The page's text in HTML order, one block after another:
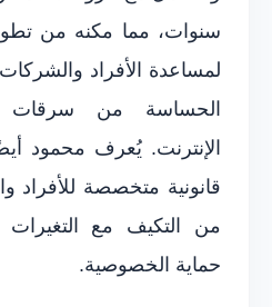
سنوات، مما مكنه من
لمساعدة الأفراد
الحساسة من سرقات
الإنترنت. يُعرف محمود
قانونية متخصصة للأفراد
من التكيف مع
حماية الخصوصية.